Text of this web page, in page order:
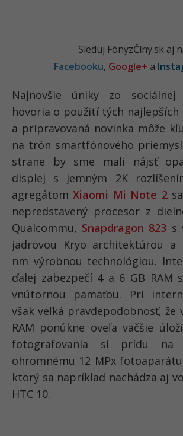
Sleduj FónyzČíny.sk aj
Facebooku, Google+ a
Najnovšie úniky zo
hovoria o použití tých
a pripravovaná novinka môže
na trón smartfónového
strane by sme mali nájsť
displej s jemným 2K
agregátomXiaomi Mi Note 2
nepredstavený procesor z
Qualcommu, Snapdragon 823 s
jadrovou Kryo architektúrou a
nm výrobnou technológiou.
ďalej zabezpečí 4 a 6 GB RAM
vnútornou pamäťou. Pri
však veľká pravdepodobnosť, že
RAM ponúkne oveľa väčšie
fotografovania si prídu na
ohromnému 12 MPx fotoaparátu
ktorý sa napríklad nachádza aj
HTC 10.